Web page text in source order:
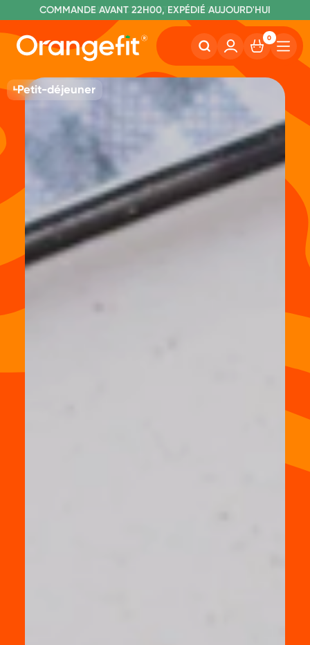
SANS LACTOSE ET SUCRALOSE
COMMANDE AVANT 22H00, EXPÉDIÉ AUJOURD'HUI
LIVRAISON GRATUITE À PARTIR DE 60€
0
Petit-déjeuner